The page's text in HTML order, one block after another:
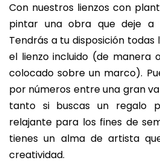
Con nuestros lienzos con
pintar una obra que deje a
Tendrás a tu disposición
el lienzo incluido (de manera
colocado sobre un marco).
por números entre una gran
tanto si buscas un regalo
relajante para los fines de
tienes un alma de artista
creatividad.
producto
es
de
0,0
sobre
5
estrellas.